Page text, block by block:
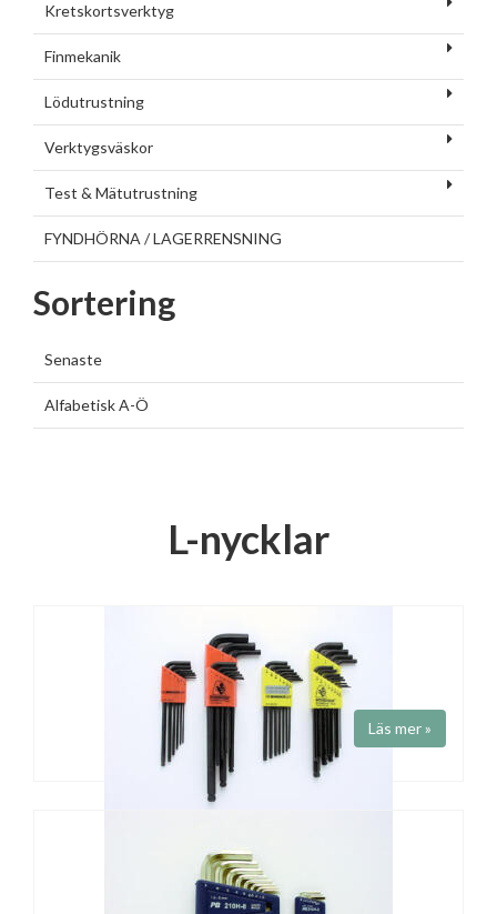
Kretskortsverktyg
Finmekanik
Lödutrustning
Verktygsväskor
Test & Mätutrustning
FYNDHÖRNA / LAGERRENSNING
Sortering
Senaste
Alfabetisk A-Ö
L-nycklar
L-nycklar med kula. Lösa nycklar kan beställas separat.
Läs mer »